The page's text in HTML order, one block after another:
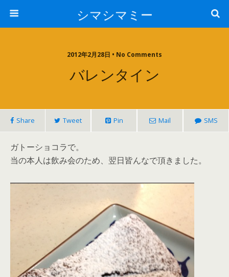
シマシマミー
2012年2月28日 • No Comments
バレンタイン
Share Tweet Pin Mail SMS
ガトーショコラで。
当の本人は飲み会のため、翌日皆んなで頂きました。